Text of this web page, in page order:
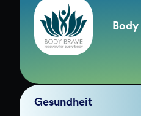
Gesundheit